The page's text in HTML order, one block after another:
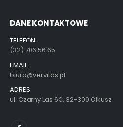
DANE KONTAKTOWE
TELEFON:
(32) 706 56 65
EMAIL:
biuro@vervitas.pl
ADRES:
ul. Czarny Las 6C, 32-300 Olkusz